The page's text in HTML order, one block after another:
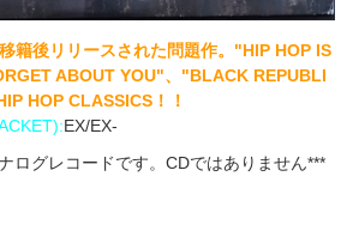
籍後リリースされた問題作。"HIP HOP IS
ABOUT YOU"、"BLACK REPUBLI
HOP CLASSICS！！
EX/EX-
ログレコードです。CDではありません***